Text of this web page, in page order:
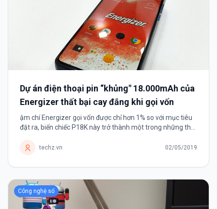
Dự án điện thoại pin “khủng" 18.000mAh của
Energizer thất bại cay đắng khi gọi vốn
ậm chí Energizer gọi vốn được chỉ hơn 1% so với mục tiêu
đặt ra, biến chiếc P18K này trở thành một trong những thất
techz.vn 02/05/2019
Công nghệ số